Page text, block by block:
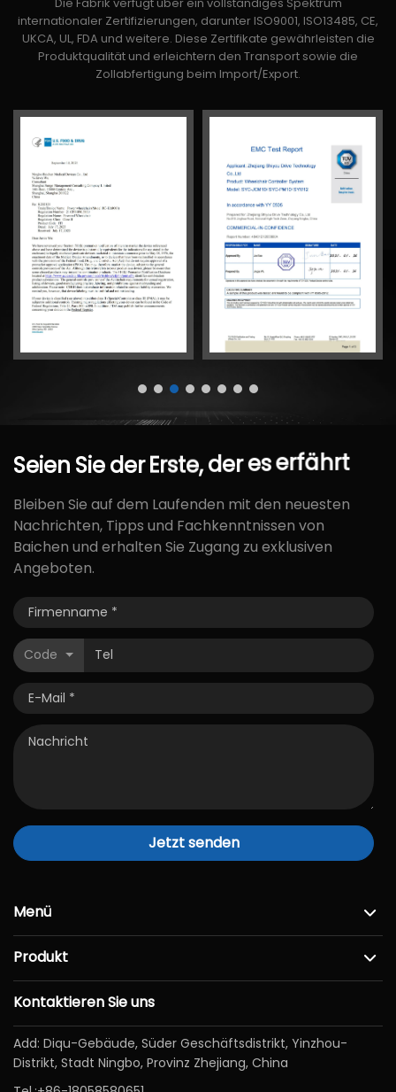
internationaler Zertifizierungen, darunter ISO9001, ISO13485, CE,
UKCA, UL, FDA und weitere. Diese Zertifikate gewährleisten die
Produktqualität und erleichtern den Transport sowie die
Zollabfertigung beim Import/Export.
Seien SiederErste,dereserfährt
Bleiben Sie auf dem Laufenden mit den neuesten
Nachrichten, Tipps und Fachkenntnissen von
Baichen und erhalten Sie Zugang zu exklusiven
Angeboten.
Code
Jetzt senden
Menü
Produkt
Kontaktieren Sie uns
Add: Diqu-Gebäude, Süder Geschäftsdistrikt, Yinzhou-
Distrikt, Stadt Ningbo, Provinz Zhejiang, China